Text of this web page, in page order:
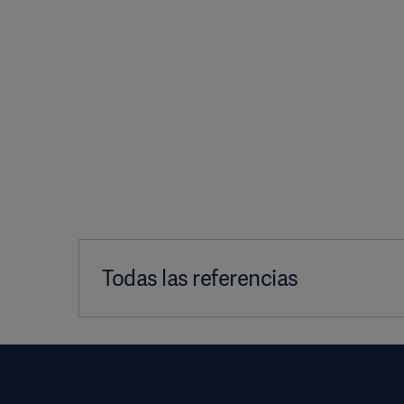
Todas las referencias
1. Data on file